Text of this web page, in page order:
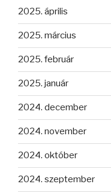
2025. április
2025. március
2025. február
2025. január
2024. december
2024. november
2024. október
2024. szeptember